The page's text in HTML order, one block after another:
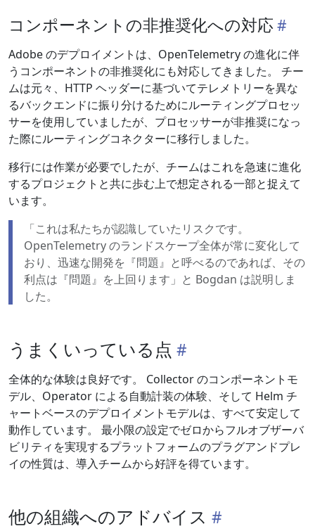
コンポーネントの非推奨化への対応
Adobe のデプロイメントは、OpenTelemetry の進化に伴
うコンポーネントの非推奨化にも対応してきました。 チー
ムは元々、HTTP ヘッダーに基づいてテレメトリーを異な
るバックエンドに振り分けるためにルーティングプロセッ
サーを使用していましたが、プロセッサーが非推奨になっ
た際にルーティングコネクターに移行しました。
移行には作業が必要でしたが、チームはこれを急速に進化
するプロジェクトと共に歩む上で想定される一部と捉えて
います。
「これは私たちが認識していたリスクです。
OpenTelemetry のランドスケープ全体が常に変化して
おり、迅速な開発を『問題』と呼べるのであれば、その
利点は『問題』を上回ります」と Bogdan は説明しま
した。
うまくいっている点
全体的な体験は良好です。 Collector のコンポーネントモ
デル、Operator による自動計装の体験、そして Helm チ
ャートベースのデプロイメントモデルは、すべて安定して
動作しています。 最小限の設定でゼロからフルオブザーバ
ビリティを実現するプラットフォームのプラグアンドプレ
イの性質は、導入チームから好評を得ています。
他の組織へのアドバイス